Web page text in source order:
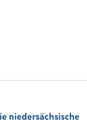
niedersächsische